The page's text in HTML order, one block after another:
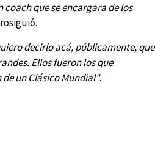
que se encargara de los
decirlo acá, públicamente, que
Ellos fueron los que
un Clásico Mundial".